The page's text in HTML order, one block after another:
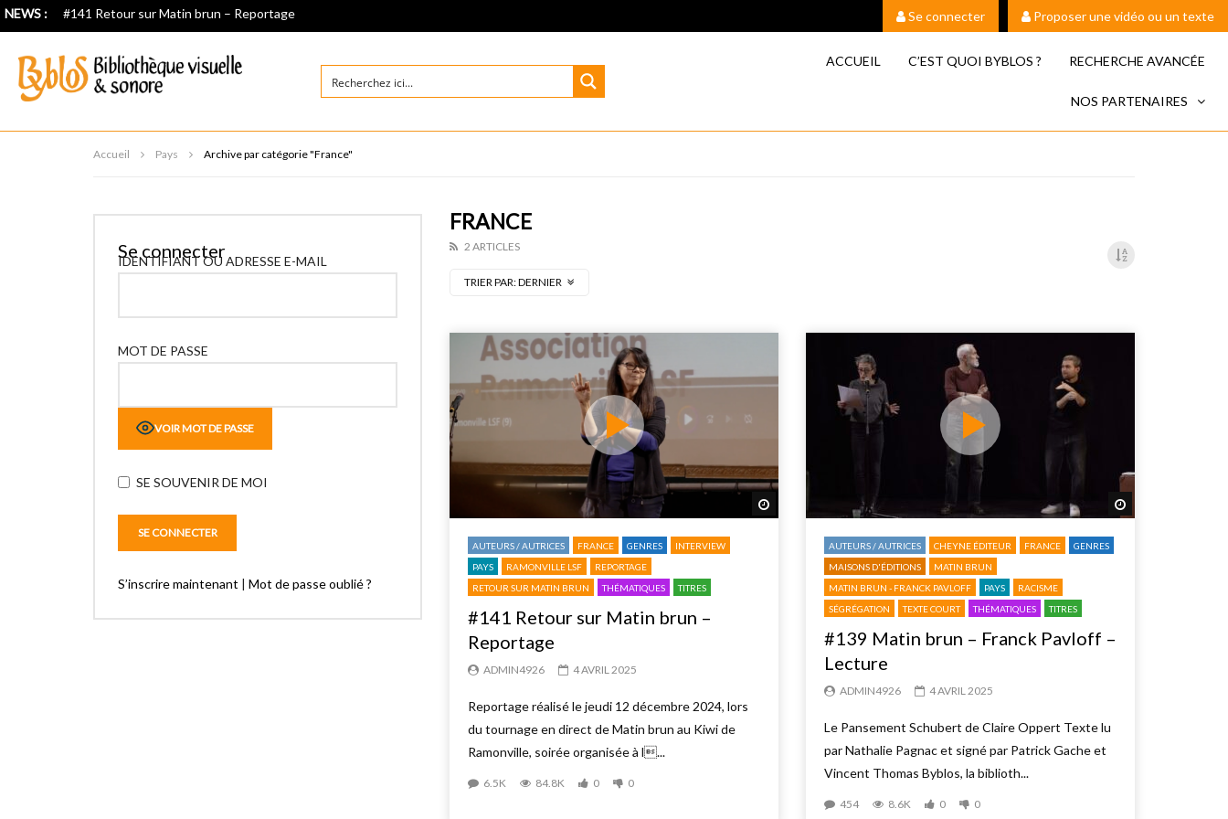
NEWS : #141 Retour sur Matin brun – Reportage Se connecter Proposer une vidéo ou un texte
ACCUEIL C’EST QUOI BYBLOS ? RECHERCHE AVANCÉE
NOS PARTENAIRES
Accueil Pays Archive par catégorie "France"
FRANCE
2 ARTICLES
TRIER PAR:DERNIER
Regarder plus tard
AUTEURS / AUTRICES FRANCE GENRES
INTERVIEW
PAYS
RAMONVILLE LSF
REPORTAGE
RETOUR SUR MATIN BRUN
THÉMATIQUES TITRES
#141 Retour sur Matin brun –
Reportage
ADMIN4926 4 AVRIL 2025
Reportage réalisé le jeudi 12 décembre 2024, lors
du tournage en direct de Matin brun au Kiwi de
Ramonville, soirée organisée à l...
6.5K 84.8K 0 0
AUTEURS / AUTRICES CHEYNE ÉDITEUR FRANCE
GENRES
MAISONS D'ÉDITIONS
MATIN BRUN
MATIN BRUN - FRANCK PAVLOFF
PAYS
RACISME
SÉGRÉGATION
TEXTE COURT THÉMATIQUES TITRES
#139 Matin brun – Franck Pavloff –
Lecture
ADMIN4926 4 AVRIL 2025
Le Pansement Schubert de Claire Oppert Texte lu
par Nathalie Pagnac et signé par Patrick Gache et
Vincent Thomas Byblos, la biblioth...
454 8.6K 0 0
Se connecter
IDENTIFIANT OU ADRESSE E-MAIL
MOT DE PASSE
VOIR MOT DE PASSE
SE SOUVENIR DE MOI
S’inscrire maintenant | Mot de passe oublié ?